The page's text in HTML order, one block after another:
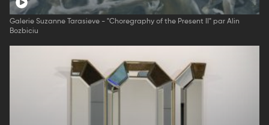
Galerie Suzanne Tarasieve - "Choregraphy of the Present II" par Alin
Bozbiciu